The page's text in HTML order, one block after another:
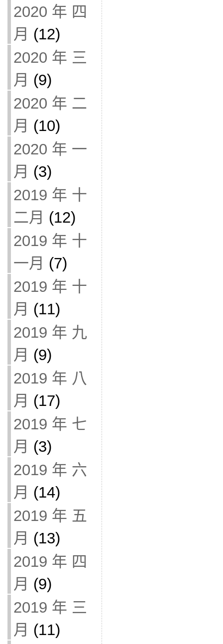
2020 年 四
月 (12)
2020 年 三
月 (9)
2020 年 二
月 (10)
2020 年 一
月 (3)
2019 年 十
二月 (12)
2019 年 十
一月 (7)
2019 年 十
月 (11)
2019 年 九
月 (9)
2019 年 八
月 (17)
2019 年 七
月 (3)
2019 年 六
月 (14)
2019 年 五
月 (13)
2019 年 四
月 (9)
2019 年 三
月 (11)